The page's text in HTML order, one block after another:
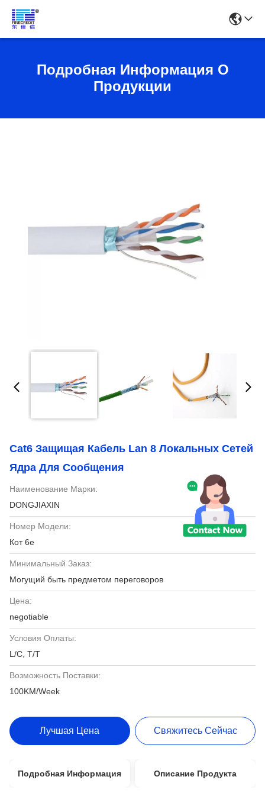
Подробная Информация О
Продукции
Cat6 Защищая Кабель Lan 8 Локальных Сетей
Ядра Для Сообщения
Наименование Марки:
DONGJIAXIN
Номер Модели:
Кот 6e
Минимальный Заказ:
Могущий быть предметом переговоров
Цена:
negotiable
Условия Оплаты:
L/C, T/T
Возможность Поставки:
100KM/Week
Лучшая Цена Свяжитесь Сейчас
Подробная Информация Описание Продукта